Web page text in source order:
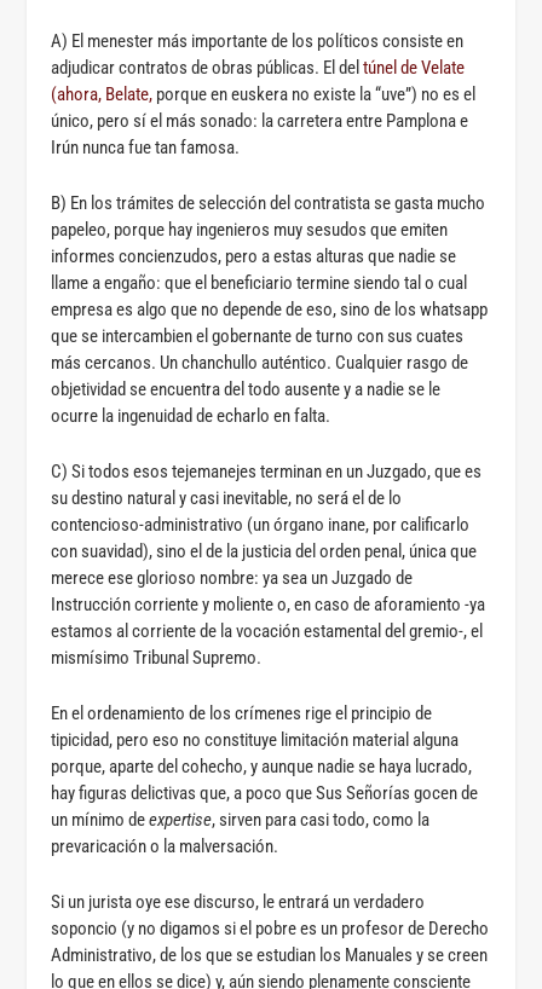
A) El menester más importante de los políticos consiste en
adjudicar contratos de obras públicas. El deltúnel de Velate
(ahora, Belate, porque en euskera no existe la “uve”) no es el
único, pero sí el más sonado: la carretera entre Pamplona e
Irún nunca fue tan famosa.
B) En los trámites de selección del contratista se gasta mucho
papeleo, porque hay ingenieros muy sesudos que emiten
informes concienzudos, pero a estas alturas que nadie se
llame a engaño: que el beneficiario termine siendo tal o cual
empresa es algo que no depende de eso, sino de los whatsapp
que se intercambien el gobernante de turno con sus cuates
más cercanos. Un chanchullo auténtico. Cualquier rasgo de
objetividad se encuentra del todo ausente y a nadie se le
ocurre la ingenuidad de echarlo en falta.
C) Si todos esos tejemanejes terminan en un Juzgado, que es
su destino natural y casi inevitable, no será el de lo
contencioso-administrativo (un órgano inane, por calificarlo
con suavidad), sino el de la justicia del orden penal, única que
merece ese glorioso nombre: ya sea un Juzgado de
Instrucción corriente y moliente o, en caso de aforamiento -ya
estamos al corriente de la vocación estamental del gremio-, el
mismísimo Tribunal Supremo.
En el ordenamiento de los crímenes rige el principio de
tipicidad, pero eso no constituye limitación material alguna
porque, aparte del cohecho, y aunque nadie se haya lucrado,
hay figuras delictivas que, a poco que Sus Señorías gocen de
un mínimo deexpertise, sirven para casi todo, como la
prevaricación o la malversación.
Si un jurista oye ese discurso, le entrará un verdadero
soponcio (y no digamos si el pobre es un profesor de Derecho
Administrativo, de los que se estudian los Manuales y se creen
lo que en ellos se dice) y, aún siendo plenamente consciente